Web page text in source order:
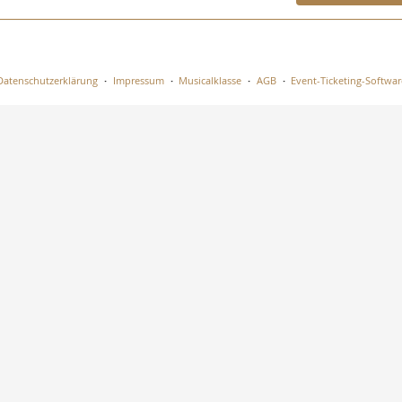
Impressum Musicalklasse AGB Event-Ticketing-